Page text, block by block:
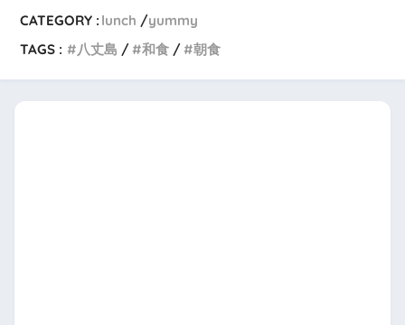
CATEGORY : lunch
yummy
TAGS :
八丈島 和食 朝食